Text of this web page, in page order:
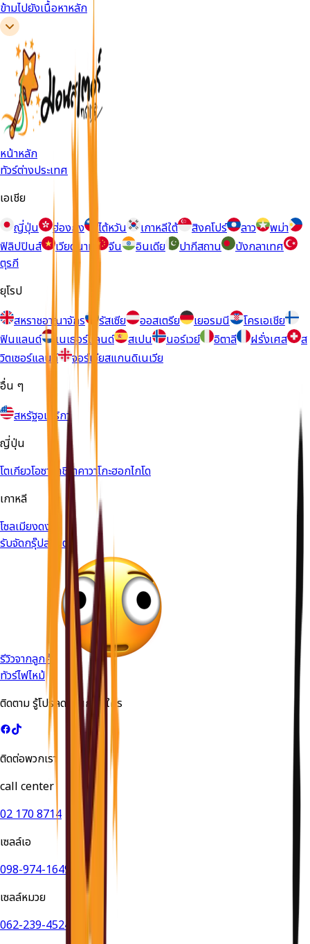
ข้ามไปยังเนื้อหาหลัก
หน้าหลัก
ทัวร์ต่างประเทศ
เอเชีย
ญี่ปุ่น
ฮ่องกง ไต้หวัน เกาหลีใต้ สิงคโปร์ ลาว
พม่า
ฟิลิปปินส์
เวียดนาม จีน อินเดีย ปากีสถาน
บังกลาเทศ
ตุรกี
ยุโรป
สหราชอาณาจักร
รัสเซีย ออสเตรีย เยอรมนี
โครเอเชีย
ฟินแลนด์
เนเธอร์แลนด์ สเปน นอร์เวย์ อิตาลี ฝรั่งเศส
ส
วิตเซอร์แลนด์
จอร์เจียสแกนดิเนเวีย
อื่น ๆ
สหรัฐอเมริกา
ญี่ปุ่น
โตเกียวโอซาก้าชิราคาวาโกะฮอกไกโด
เกาหลี
โซลเมียงดง
รับจัดกรุ๊ปส่วนตัว
รีวิวจากลูกค้า
ทัวร์ไฟไหม้
ติดตาม รู้โปรลดด่วนก่อนใคร
ติดต่อพวกเรา
call center
02 170 8714
เซลล์เอ
098-974-1649
เซลล์หมวย
062-239-4524